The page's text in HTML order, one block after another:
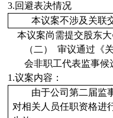
3.回避表决情况
本议案不涉及关联
本议案尚需提交股东大
（二）
审议通过 《
会非职工代表监事候
1.议案内容：
由于公司第二届监
对相关人员任职资格进